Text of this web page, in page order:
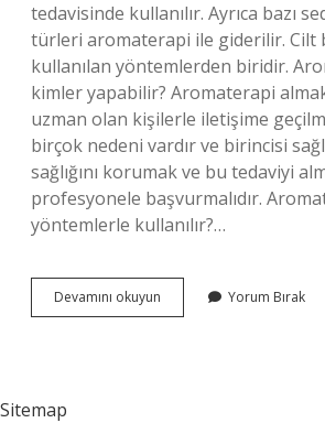
tedavisinde kullanılır. Ayrıca bazı
türleri aromaterapi ile giderilir. Cilt
kullanılan yöntemlerden biridir.
kimler yapabilir? Aromaterapi
uzman olan kişilerle iletişime
birçok nedeni vardır ve birincisi
sağlığını korumak ve bu tedaviyi
profesyonele başvurmalıdır.
yöntemlerle kullanılır?…
Devamını okuyun Eczacılıkta
Aromaterapi
Yorum Bırak
Sitemap